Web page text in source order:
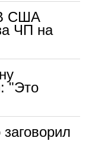
В США
ЧП на
"Это